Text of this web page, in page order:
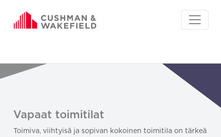
Vapaat toimitilat
Toimiva, viihtyisä ja sopivan kokoinen toimitila on tärkeä